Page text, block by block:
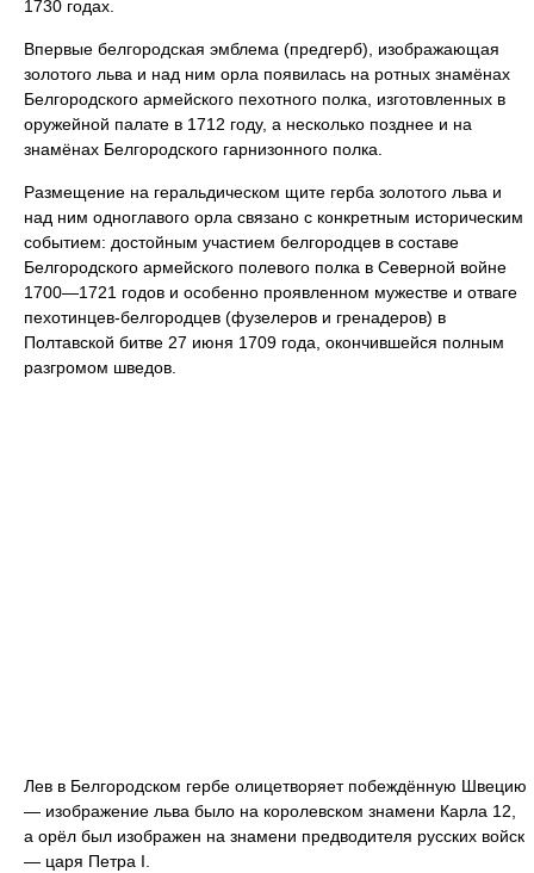
1730 годах.
Впервые белгородская эмблема (предгерб), изображающая
золотого льва и над ним орла появилась на ротных знамёнах
Белгородского армейского пехотного полка, изготовленных в
оружейной палате в 1712 году, а несколько позднее и на
знамёнах Белгородского гарнизонного полка.
Размещение на геральдическом щите герба золотого льва и
над ним одноглавого орла связано с конкретным историческим
событием: достойным участием белгородцев в составе
Белгородского армейского полевого полка в Северной войне
1700—1721 годов и особенно проявленном мужестве и отваге
пехотинцев-белгородцев (фузелеров и гренадеров) в
Полтавской битве 27 июня 1709 года, окончившейся полным
разгромом шведов.
Лев в Белгородском гербе олицетворяет побеждённую Швецию
— изображение льва было на королевском знамени Карла 12,
а орёл был изображен на знамени предводителя русских войск
— царя Петра I.